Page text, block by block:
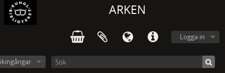
ARKEN
Logga in